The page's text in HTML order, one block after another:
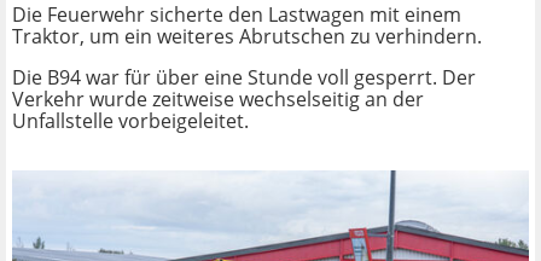
Die Feuerwehr sicherte den Lastwagen mit einem
Traktor, um ein weiteres Abrutschen zu verhindern.
Die B94 war für über eine Stunde voll gesperrt. Der
Verkehr wurde zeitweise wechselseitig an der
Unfallstelle vorbeigeleitet.